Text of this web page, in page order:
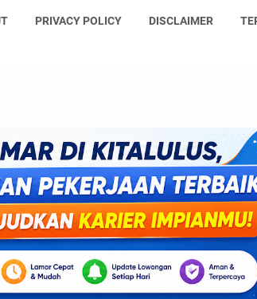
PRIVACY POLICY DISCLAIMER